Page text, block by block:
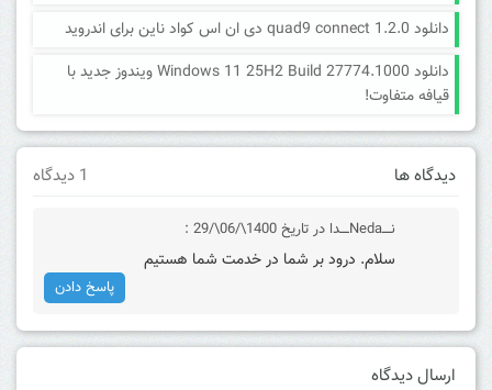
دانلود quad9 connect 1.2.0 دی ان اس کواد ناین برای اندروید
دانلود Windows 11 25H2 Build 27774.1000 ویندوز جدید با
قیافه متفاوت!
دیدگاه ها 1 دیدگاه
نــــNedaــــدا در تاریخ 1400\/06\/29 :
سلام. درود بر شما در خدمت شما هستیم
پاسخ دادن
ارسال دیدگاه